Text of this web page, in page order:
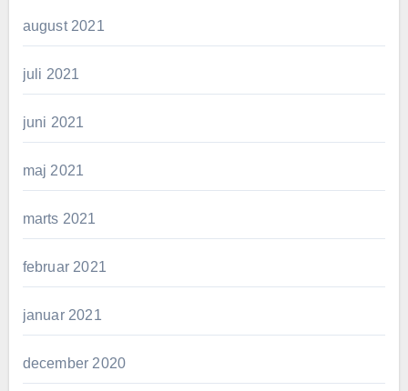
august 2021
juli 2021
juni 2021
maj 2021
marts 2021
februar 2021
januar 2021
december 2020